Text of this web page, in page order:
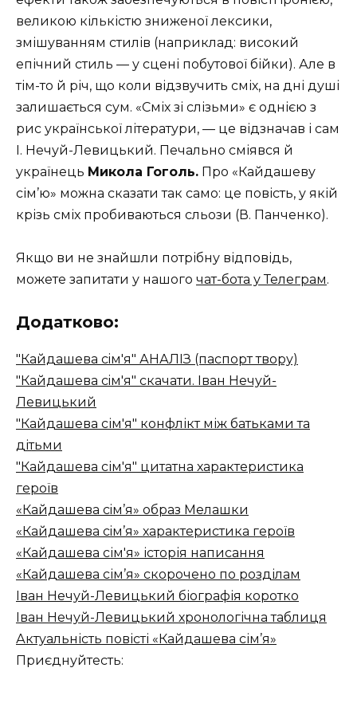
великою кількістю зниженої лексики,
змішуванням стилів (наприклад: високий
епічний стиль — у сцені побутової бійки). Але в
тім-то й річ, що коли відзвучить сміх, на дні душі
залишається сум. «Сміх зі слізьми» є однією з
рис української літератури, — це відзначав і сам
І. Нечуй-Левицький. Печально сміявся й
українець Микола Гоголь. Про «Кайдаше­ву
сім’ю» можна сказати так само: це повість, у якій
крізь сміх пробива­ються сльози (В. Панченко).
Якщо ви не знайшли потрібну відповідь,
можете запитати у нашого чат-бота у Телеграм.
Додатково:
"Кайдашева сiм'я" АНАЛІЗ (паспорт твору)
"Кайдашева сiм'я" скачати. Іван Нечуй-
Левицький
"Кайдашева сім'я" конфлікт між батьками та
дітьми
"Кайдашева сім'я" цитатна характеристика
героїв
«Кайдашева сiм’я» образ Мелашки
«Кайдашева сiм’я» характеристика героїв
«Кайдашева сім'я» історія написання
«Кайдашева сім’я» скорочено по розділам
Іван Нечуй-Левицький біографія коротко
Іван Нечуй-Левицький хронологічна таблиця
Актуальність повісті «Кайдашева сім’я»
Приєднуйтесть: